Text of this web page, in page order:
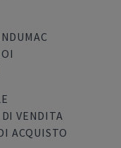
VENDITA
ACQUISTO